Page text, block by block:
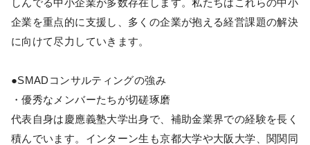
しんでる中小企業が多数存在します。私たちはこれらの中小
企業を重点的に支援し、多くの企業が抱える経営課題の解決
に向けて尽力していきます。
●SMADコンサルティングの強み
・優秀なメンバーたちが切磋琢磨
代表自身は慶應義塾大学出身で、補助金業界での経験を長く
積んでいます。インターン生も京都大学や大阪大学、関関同